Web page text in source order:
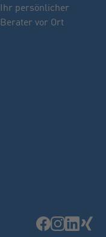
Ihr persönlicher
Berater vor Ort